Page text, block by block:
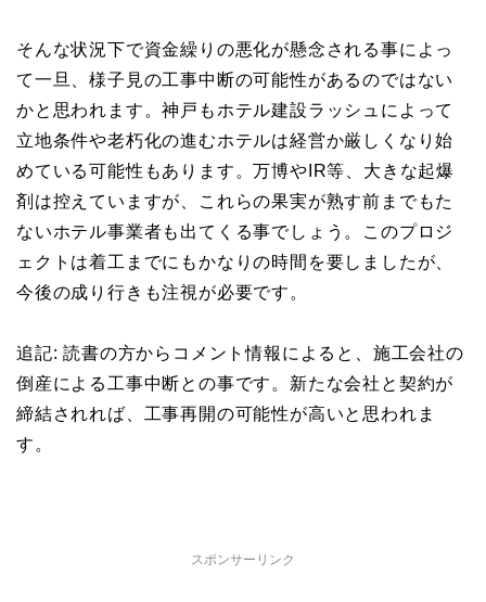
そんな状況下で資金繰りの悪化が懸念される事によっ
て一旦、様子見の工事中断の可能性があるのではない
かと思われます。神戸もホテル建設ラッシュによって
立地条件や老朽化の進むホテルは経営か厳しくなり始
めている可能性もあります。万博やIR等、大きな起爆
剤は控えていますが、これらの果実が熟す前までもた
ないホテル事業者も出てくる事でしょう。このプロジ
ェクトは着工までにもかなりの時間を要しましたが、
今後の成り行きも注視が必要です。
追記: 読書の方からコメント情報によると、施工会社の
倒産による工事中断との事です。新たな会社と契約が
締結されれば、工事再開の可能性が高いと思われま
す。
スポンサーリンク